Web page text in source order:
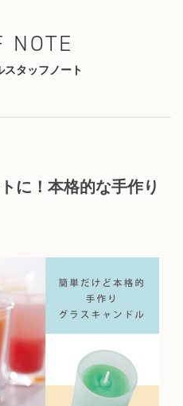
スタッフノート
NOTE
に！本格的な手作り